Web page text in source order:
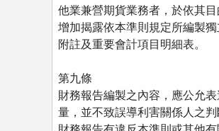
他業兼營期貨業務者，於依其
增加揭露依本準則規定所編製
附註及重要會計項目明細表。
第九條
財務報告編製之內容，應公允
量，並不致誤導利害關係人之判